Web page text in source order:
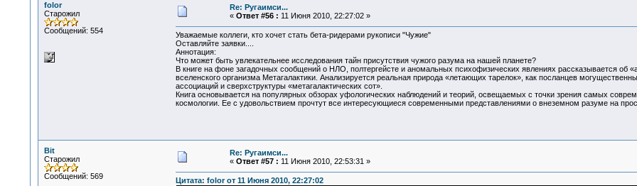
folor
Старожил
Сообщений: 554
Re: Ругаимси...
« Ответ #56 : 11 Июня 2010, 22:27:02 »
Уважаемые коллеги, кто хочет стать бета-ридерами рукописи "Чужие"
Оставляйте заявки....
Аннотация:
Что может быть увлекательнее исследования тайн присутствия чужого разума на нашей планете?
В книге на фоне загадочных сообщений о НЛО, полтергейсте и аномальных психофизических явлениях рассказывается об
вселенского организма Метагалактики. Анализируется реальная природа «летающих тарелок», как посланцев
ассоциаций и сверхструктуры «метагалактических сот».
Книга основывается на популярных обзорах уфологических наблюдений и теорий, освещаемых с точки зрения самых
космологии. Ее с удовольствием прочтут все интересующиеся современными представлениями о внеземном разуме на
Bit
Старожил
Сообщений: 569
Re: Ругаимси...
« Ответ #57 : 11 Июня 2010, 22:53:31 »
Цитата: folor от 11 Июня 2010, 22:27:02